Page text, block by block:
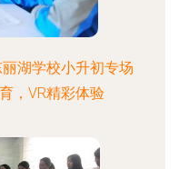
湖学校小升初专场
，VR精彩体验